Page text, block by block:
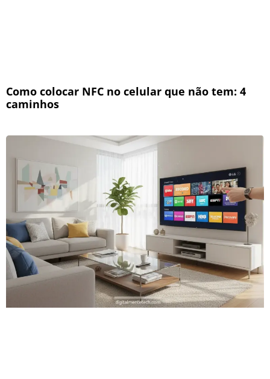
Como colocar NFC no celular que não tem: 4
caminhos